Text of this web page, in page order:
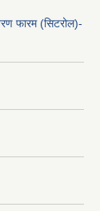
फारम (सिटरोल)-